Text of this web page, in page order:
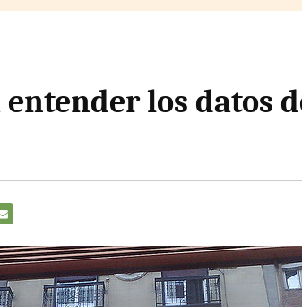
entender los datos